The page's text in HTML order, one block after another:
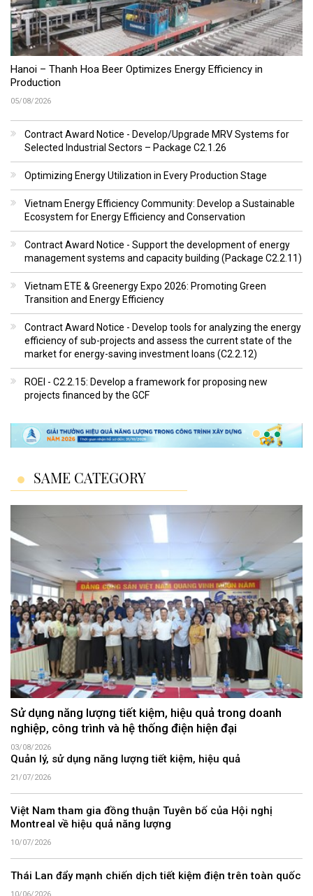
Hanoi – Thanh Hoa Beer Optimizes Energy Efficiency in
Production
05/08/2026
Contract Award Notice - Develop/Upgrade MRV Systems for
Selected Industrial Sectors – Package C2.1.26
Optimizing Energy Utilization in Every Production Stage
Vietnam Energy Efficiency Community: Develop a Sustainable
Ecosystem for Energy Efficiency and Conservation
Contract Award Notice - Support the development of energy
management systems and capacity building (Package C2.2.11)
Vietnam ETE & Greenergy Expo 2026: Promoting Green
Transition and Energy Efficiency
Contract Award Notice - Develop tools for analyzing the energy
efficiency of sub-projects and assess the current state of the
market for energy-saving investment loans (C2.2.12)
ROEI - C2.2.15: Develop a framework for proposing new
projects financed by the GCF
SAME CATEGORY
Sử dụng năng lượng tiết kiệm, hiệu quả trong doanh
nghiệp, công trình và hệ thống điện hiện đại
03/08/2026
Quản lý, sử dụng năng lượng tiết kiệm, hiệu quả
21/07/2026
Việt Nam tham gia đồng thuận Tuyên bố của Hội nghị
Montreal về hiệu quả năng lượng
10/07/2026
Thái Lan đẩy mạnh chiến dịch tiết kiệm điện trên toàn quốc